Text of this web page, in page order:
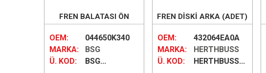
FREN BALATASI ÖN
OEM:
044650K340
MARKA:
BSG
Ü. KOD:
BSG...
FREN DİSKİ ARKA (ADET)
OEM:
432064EA0A
MARKA:
HERTHBUSS
Ü. KOD:
HERTHBUSS...